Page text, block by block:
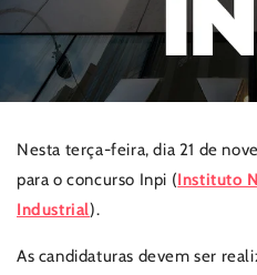
Nesta terça-feira, dia 21 de
para o concurso Inpi (Instituto
Industrial).
As candidaturas devem ser